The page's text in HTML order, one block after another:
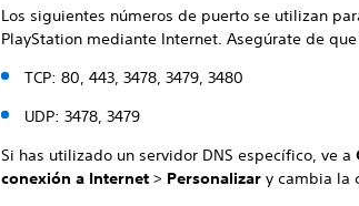
Los siguientes números de puerto se utilizan
PlayStation mediante Internet. Asegúrate de
TCP: 80, 443, 3478, 3479, 3480
UDP: 3478, 3479
Si has utilizado un servidor DNS específico, ve a
conexión a Internet > Personalizar y cambia la